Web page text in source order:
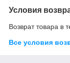
Условия
Возврат товара в
Все условия